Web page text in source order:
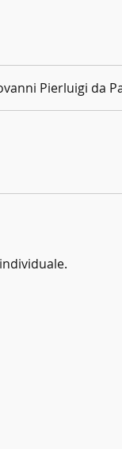
Pierluigi da